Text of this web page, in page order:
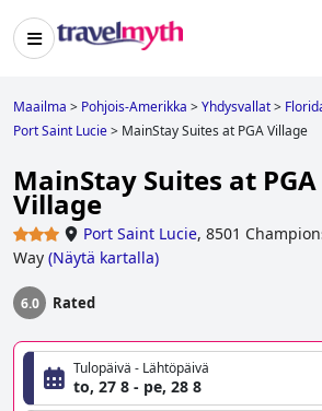
Maailma > Pohjois-Amerikka >Yhdysvallat>
Port Saint Lucie> MainStay Suites at PGA Village
MainStay Suites at PGA
Village
Port Saint Lucie, 8501
Way (Näytä kartalla)
6.0 Rated
Tulopäivä - Lähtöpäivä
to, 27 8 - pe, 28 8